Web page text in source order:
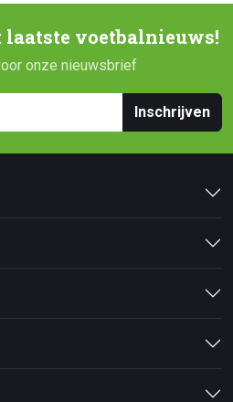
voetbalnieuws!
onze nieuwsbrief
Inschrijven